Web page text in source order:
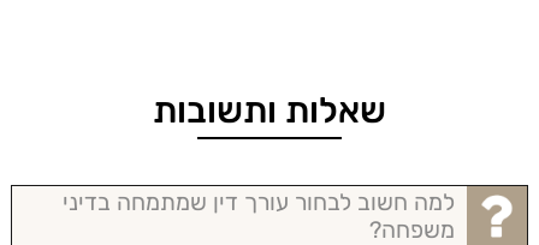
שאלות ותשובות
למה חשוב לבחור עורך דין שמתמחה בדיני
משפחה?